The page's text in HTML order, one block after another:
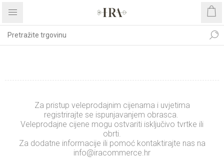
Za pristup veleprodajnim cijenama i uvjetima
registrirajte se ispunjavanjem obrasca.
Veleprodajne cijene mogu ostvariti isključivo tvrtke ili
obrti.
Za dodatne informacije ili pomoć kontaktirajte nas na
info@iracommerce.hr